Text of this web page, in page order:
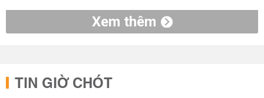
Xem thêm
TIN GIỜ CHÓT